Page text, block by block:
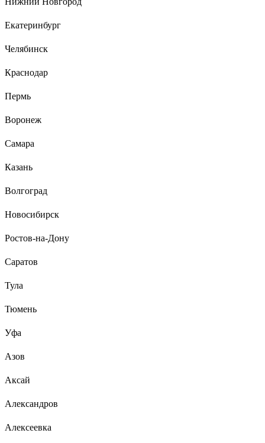
напольный (308) rood, sn (никель), н=24
Денис П.
Екатеринбург
Челябинск
Краснодар
Пермь
Воронеж
Самара
Казань
Волгоград
Новосибирск
Ростов-на-Дону
Саратов
Тула
Тюмень
Уфа
Азов
Аксай
Александров
Алексеевка